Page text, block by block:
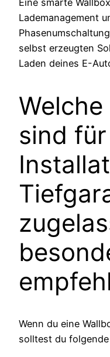
Lademanagement
selbst erzeugten
Laden deines E-
sind
Wenn du eine
solltest du